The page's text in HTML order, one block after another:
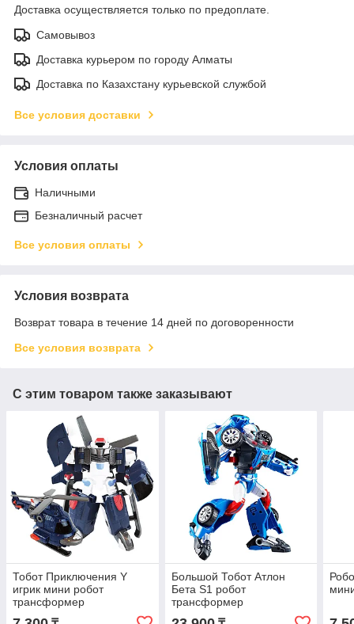
Доставка осуществляется только по предоплате.
Самовывоз
Доставка курьером по городу Алматы
Доставка по Казахстану курьевской службой
Все условия доставки
Условия оплаты
Наличными
Безналичный расчет
Все условия оплаты
Условия возврата
Возврат товара в течение 14 дней по договоренности
Все условия возврата
С этим товаром также заказывают
Тобот Приключения Y
игрик мини робот
трансформер
Большой Тобот Атлон
Бета S1 робот
трансформер